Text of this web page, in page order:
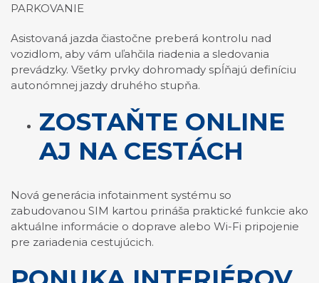
PARKOVANIE
Asistovaná jazda čiastočne preberá kontrolu nad
vozidlom, aby vám uľahčila riadenia a sledovania
prevádzky. Všetky prvky dohromady spĺňajú definíciu
autonómnej jazdy druhého stupňa.
ZOSTAŇTE ONLINE
AJ NA CESTÁCH
Nová generácia infotainment systému so
zabudovanou SIM kartou prináša praktické funkcie ako
aktuálne informácie o doprave alebo Wi-Fi pripojenie
pre zariadenia cestujúcich.